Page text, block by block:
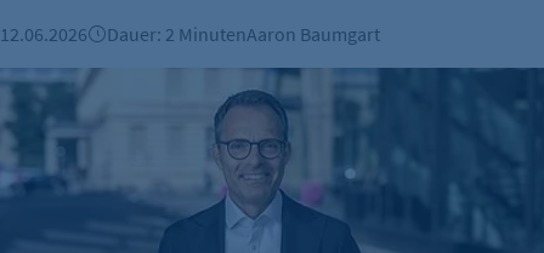
Cookie Erkennung
etracker Analytics
12.06.2026 Dauer: 2 MinutenAaron Baumgart
Tradition trifft Hauptstadt: Bankhaus Metzler stärkt